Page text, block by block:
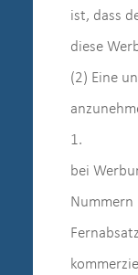
ist, dass
diese
(2) Eine
1.
bei